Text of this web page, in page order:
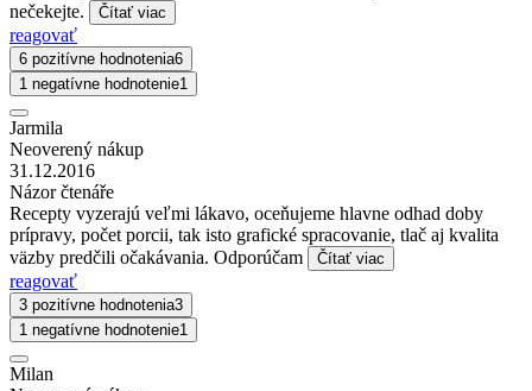
nečekejte.
Čítať viac
reagovať
6 pozitívne hodnotenia6
1 negatívne hodnotenie1
Jarmila
Neoverený nákup
31.12.2016
Názor čtenáře
Recepty vyzerajú veľmi lákavo, oceňujeme hlavne odhad doby
prípravy, počet porcii, tak isto grafické spracovanie, tlač aj kvalita
väzby predčili očakávania. Odporúčam
Čítať viac
reagovať
3 pozitívne hodnotenia3
1 negatívne hodnotenie1
Milan